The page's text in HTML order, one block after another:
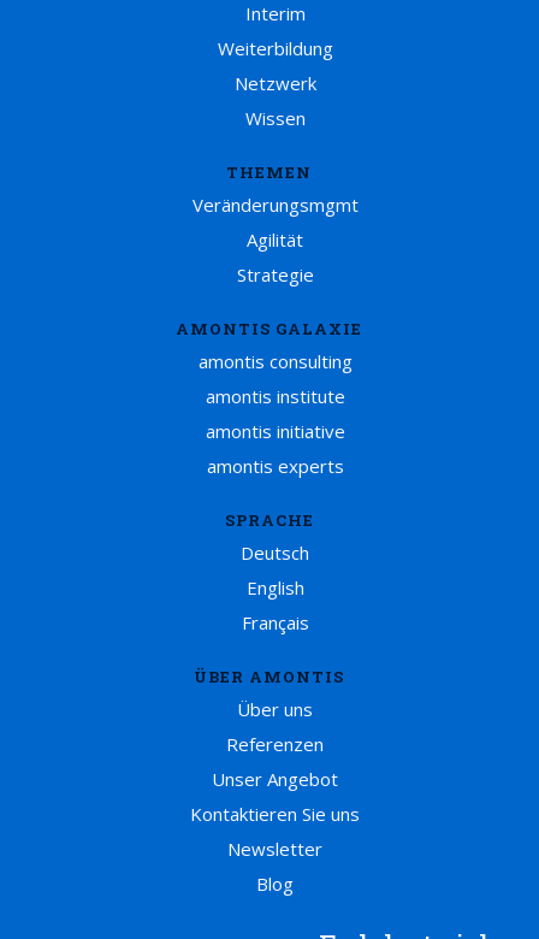
Interim
Weiterbildung
Netzwerk
Wissen
THEMEN
Veränderungsmgmt
Agilität
Strategie
AMONTIS GALAXIE
amontis consulting
amontis institute
amontis initiative
amontis experts
SPRACHE
Deutsch
English
Français
ÜBER AMONTIS
Über uns
Referenzen
Unser Angebot
Kontaktieren Sie uns
Newsletter
Blog